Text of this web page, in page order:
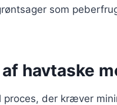
som
havtaske
proces, der kræver